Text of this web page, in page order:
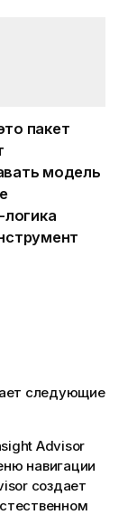
пакет
модель
логика
следующие
Advisor
навигации
создает